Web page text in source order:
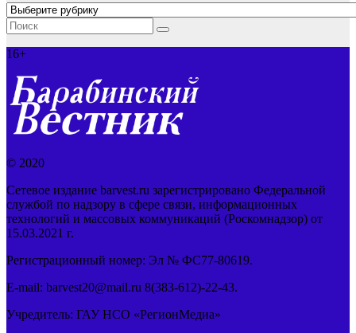
Рубрики
16+
© 2020
Сетевое издание barvest.ru зарегистрировано Федеральной
службой по надзору в сфере связи, информационных
технологий и массовых коммуникаций (Роскомнадзор) от
15.03.2021 г.
Регистрационный номер: Эл № ФС77-80619.
E-mail: barvest20@mail.ru 8(383-612)-22-43.
Учредитель: ГАУ НСО «РегионМедиа»